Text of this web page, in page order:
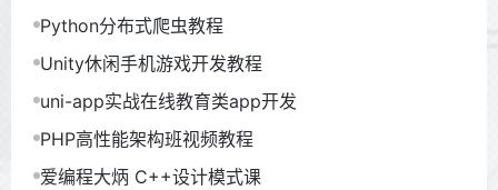
Python分布式爬虫教程
Unity休闲手机游戏开发教程
uni-app实战在线教育类app开发
PHP高性能架构班视频教程
爱编程大炳 C++设计模式课